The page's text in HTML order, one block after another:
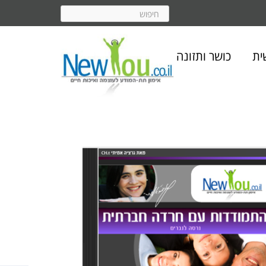
כושר ותזונה